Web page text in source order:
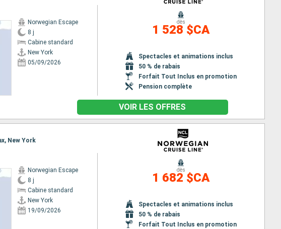
Norwegian Escape
8 j
Cabine standard
New York
05/09/2026
dès
1 528 $CA
Spectacles et animations inclus
50 % de rabais
Forfait Tout Inclus en promotion
Pension complète
VOIR LES OFFRES
New York
Norwegian Escape
8 j
Cabine standard
New York
19/09/2026
dès
1 682 $CA
Spectacles et animations inclus
50 % de rabais
Forfait Tout Inclus en promotion